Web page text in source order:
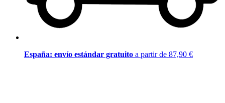
España: envío estándar gratuito a partir de 87,90 €